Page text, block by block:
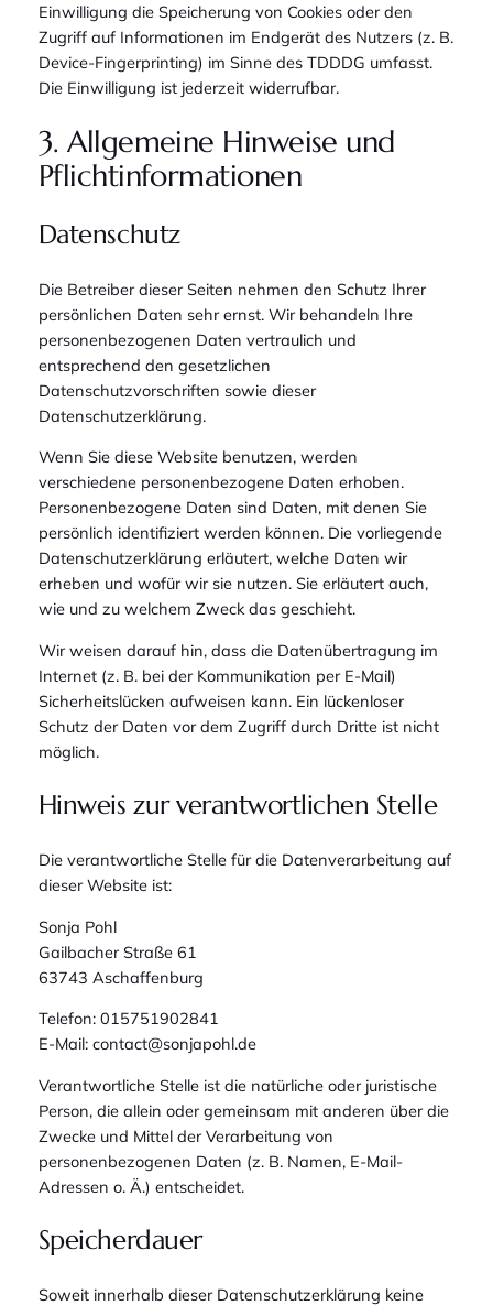
Einwilligung die Speicherung von Cookies oder den
Zugriff auf Informationen im Endgerät des Nutzers (z. B.
Device-Fingerprinting) im Sinne des TDDDG umfasst.
Die Einwilligung ist jederzeit widerrufbar.
3. Allgemeine Hinweise und
Pflicht­informationen
Datenschutz
Die Betreiber dieser Seiten nehmen den Schutz Ihrer
persönlichen Daten sehr ernst. Wir behandeln Ihre
personenbezogenen Daten vertraulich und
entsprechend den gesetzlichen
Datenschutzvorschriften sowie dieser
Datenschutzerklärung.
Wenn Sie diese Website benutzen, werden
verschiedene personenbezogene Daten erhoben.
Personenbezogene Daten sind Daten, mit denen Sie
persönlich identifiziert werden können. Die vorliegende
Datenschutzerklärung erläutert, welche Daten wir
erheben und wofür wir sie nutzen. Sie erläutert auch,
wie und zu welchem Zweck das geschieht.
Wir weisen darauf hin, dass die Datenübertragung im
Internet (z. B. bei der Kommunikation per E-Mail)
Sicherheitslücken aufweisen kann. Ein lückenloser
Schutz der Daten vor dem Zugriff durch Dritte ist nicht
möglich.
Hinweis zur verantwortlichen Stelle
Die verantwortliche Stelle für die Datenverarbeitung auf
dieser Website ist:
Sonja Pohl
Gailbacher Straße 61
63743 Aschaffenburg
Telefon: 015751902841
E-Mail: contact@sonjapohl.de
Verantwortliche Stelle ist die natürliche oder juristische
Person, die allein oder gemeinsam mit anderen über die
Zwecke und Mittel der Verarbeitung von
personenbezogenen Daten (z. B. Namen, E-Mail-
Adressen o. Ä.) entscheidet.
Speicherdauer
Soweit innerhalb dieser Datenschutzerklärung keine